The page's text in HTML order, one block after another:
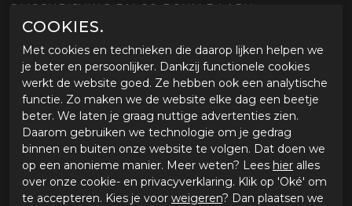
OMSCHRIJVING FALCO ROYALE LADY
Eigenschappen Falco Royale Lady
Urban dames motorschoenen, de Royale lady van Falco is
gemakkelijk te combineren met elke casual motor outfit.
Gemaakt van Micro-synth kunstleer en rubberen zool met
goede grip. Uitgerust met een high-tex waterdicht*
membraan zodat je voeten droog blijven bij een
onverwachte regenbui. De Royale dames motorschoenen
hebben zowel een ritssluiting als vetersluiting. de overslag
met buckle ziet er stoer uit en zijn gemakkelijk te gebruiken
dankzij het toegevoegde klittenband.
COOKIES.
Met cookies en technieken die daarop lijken helpen we
je beter en persoonlijker. Dankzij functionele cookies
werkt de website goed. Ze hebben ook een analytische
functie. Zo maken we de website elke dag een beetje
beter. We laten je graag nuttige advertenties zien.
Daarom gebruiken we technologie om je gedrag
binnen en buiten onze website te volgen. Dat doen we
op een anonieme manier. Meer weten? Lees hier alles
over onze cookie- en privacyverklaring. Klik op 'Oké' om
te accepteren. Kies je voor weigeren? Dan plaatsen we